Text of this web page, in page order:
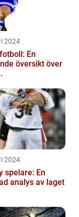
2024
En
översikt över
2024
spelare: En
analys av laget